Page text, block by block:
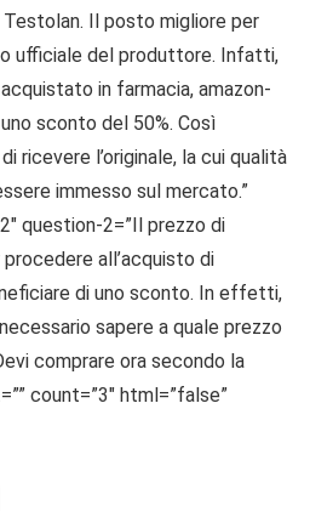
Il posto migliore per
ufficiale del produttore. Infatti,
in farmacia, amazon-
sconto del 50%. Così
ricevere l’originale, la cui qualità
immesso sul mercato.”
question-2=”Il prezzo di
all’acquisto di
di uno sconto. In effetti,
sapere a quale prezzo
comprare ora secondo la
count=”3″ html=”false”